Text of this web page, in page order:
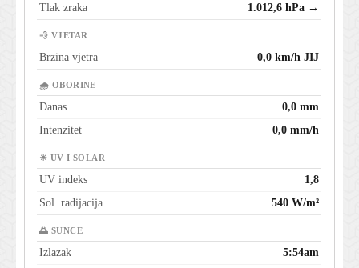
Tlak zraka
1.012,6 hPa →
💨 VJETAR
Brzina vjetra 0,0 km/h JIJ
🌧 OBORINE
Danas
0,0 mm
Intenzitet
0,0 mm/h
☀ UV I SOLAR
UV indeks
1,8
Sol. radijacija
540 W/m²
🌅 SUNCE
Izlazak
5:54am